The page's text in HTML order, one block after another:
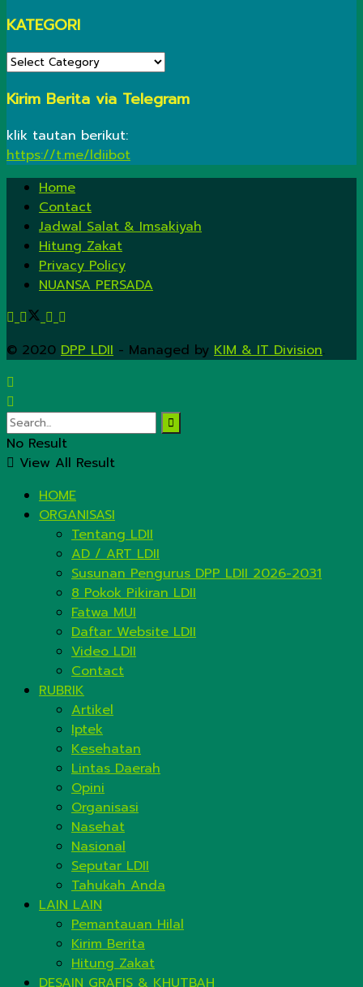
KATEGORI
KATEGORI
Kirim Berita via Telegram
klik tautan berikut:
https://t.me/ldiibot
Home
Contact
Jadwal Salat & Imsakiyah
Hitung Zakat
Privacy Policy
NUANSA PERSADA
© 2020 DPP LDII - Managed by KIM & IT Division.
No Result
View All Result
HOME
ORGANISASI
Tentang LDII
AD / ART LDII
Susunan Pengurus DPP LDII 2026-2031
8 Pokok Pikiran LDII
Fatwa MUI
Daftar Website LDII
Video LDII
Contact
RUBRIK
Artikel
Iptek
Kesehatan
Lintas Daerah
Opini
Organisasi
Nasehat
Nasional
Seputar LDII
Tahukah Anda
LAIN LAIN
Pemantauan Hilal
Kirim Berita
Hitung Zakat
DESAIN GRAFIS & KHUTBAH